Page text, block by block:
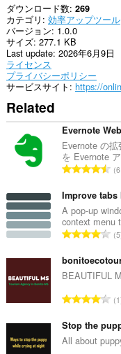
ダウンロード数 269
カテゴリ 効率アップツール
バージョン 1.0.0
サイズ 277.1 KB
Last update 2026年6月9日
ライセンス
プライバシーポリシー
サービスサイト https://
Related
Evernote
Evernote の
を Evernote
評
の
総
数
：
Improve
A pop-up
context menu
評
の
総
：
5
BEAUTIFUL
評
の
総
1
Stop the
All about